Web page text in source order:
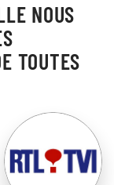
NOUS
TOUTES